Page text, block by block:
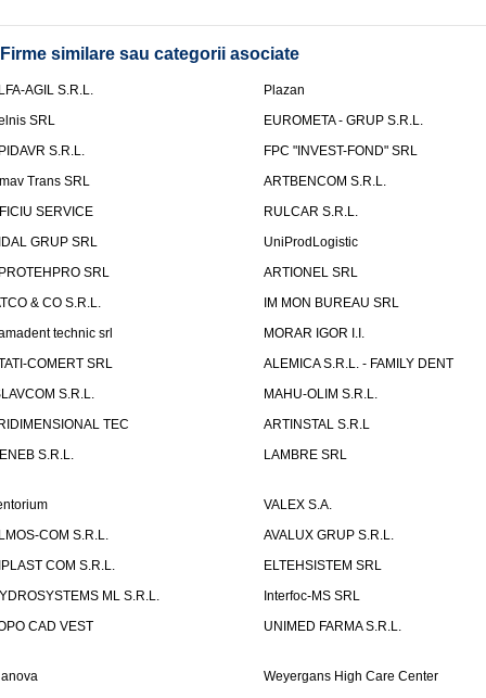
Firme similare sau categorii asociate
AGIL S.R.L.
Plazan
SRL
EUROMETA - GRUP S.R.L.
S.R.L.
FPC "INVEST-FOND" SRL
Trans SRL
ARTBENCOM S.R.L.
SERVICE
RULCAR S.R.L.
GRUP SRL
UniProdLogistic
SRL
ARTIONEL SRL
& CO S.R.L.
IM MON BUREAU SRL
technic srl
MORAR IGOR I.I.
COMERT SRL
ALEMICA S.R.L. - FAMILY DENT
S.R.L.
MAHU-OLIM S.R.L.
TEC
ARTINSTAL S.R.L
S.R.L.
LAMBRE SRL
VALEX S.A.
COM S.R.L.
AVALUX GRUP S.R.L.
COM S.R.L.
ELTEHSISTEM SRL
ML S.R.L.
Interfoc-MS SRL
CAD VEST
UNIMED FARMA S.R.L.
Weyergans High Care Center